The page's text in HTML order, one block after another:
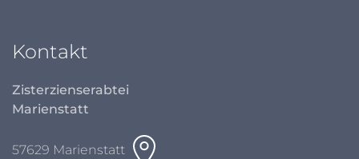
Kontakt
Zisterzienserabtei
Marienstatt
57629 Marienstatt